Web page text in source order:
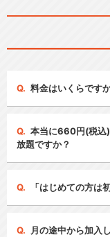
料金はいくらです
本当に660円(税込
放題ですか？
「はじめての方は
月の途中から加入